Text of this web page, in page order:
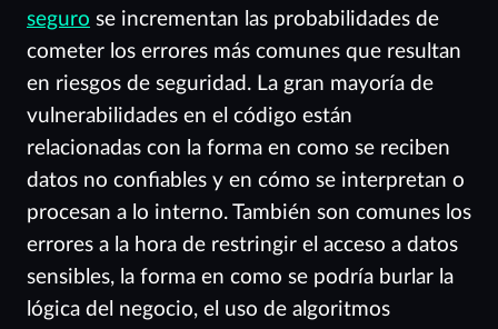
seguro se incrementan las probabilidades de
cometer los errores más comunes que resultan
en riesgos de seguridad. La gran mayoría de
vulnerabilidades en el código están
relacionadas con la forma en como se reciben
datos no confiables y en cómo se interpretan o
procesan a lo interno. También son comunes los
errores a la hora de restringir el acceso a datos
sensibles, la forma en como se podría burlar la
lógica del negocio, el uso de algoritmos